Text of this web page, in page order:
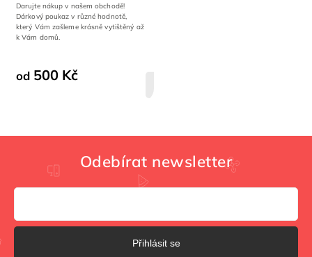
od 500 Kč
Darujte nákup v našem obchodě!
Dárkový poukaz v různé hodnotě,
který Vám zašleme krásně vytištěný až
k Vám domů.
Odebírat newsletter
Přihlásit se